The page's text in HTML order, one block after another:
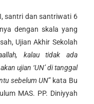
santri dan santriwati 6
dengan skala yang
Ujian Akhir Sekolah
kalau tidak ada
ujian ‘UN’ di tanggal
sebelum UN” kata Bu
MAS. PP. Diniyyah